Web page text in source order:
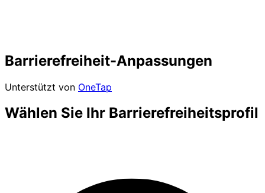
Barrierefreiheit-Anpassungen
Unterstützt von OneTap
Wählen Sie Ihr Barrierefreiheitsprofil